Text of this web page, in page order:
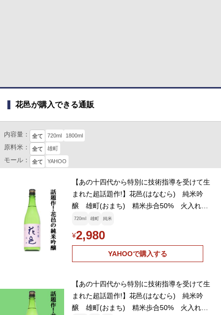
花邑が購入できる通販
内容量： 全て 720ml 1800ml
原料米： 全て 雄町
モール： 全て YAHOO
【あの十四代から特別に技術指導を受けて生
まれた超話題作!】花邑(はなむら) 純米吟
醸 雄町(おまち) 精米歩合50% 火入れ一
回 720ml(クール便推奨)(k)
720ml 雄町 純米
¥2,980
YAHOOで購入する
【あの十四代から特別に技術指導を受けて生
まれた超話題作!】花邑(はなむら) 純米吟
醸 雄町(おまち) 精米歩合50% 火入れ一